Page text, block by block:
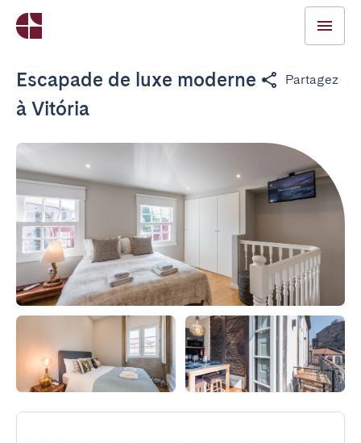
Escapade de luxe moderne
à Vitória
Partagez